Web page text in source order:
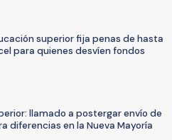
superior fija penas de hasta
para quienes desvíen fondos
llamado a postergar envío de
diferencias en la Nueva Mayoría